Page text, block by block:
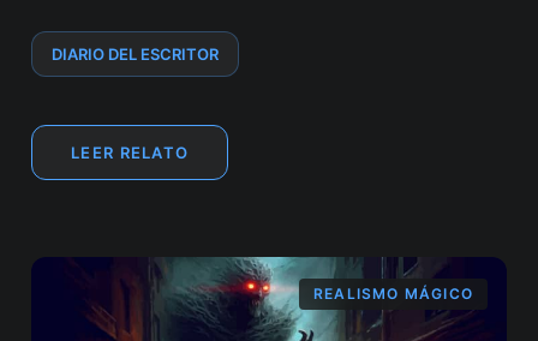
DIARIO DEL ESCRITOR
LEER RELATO
REALISMO MÁGICO